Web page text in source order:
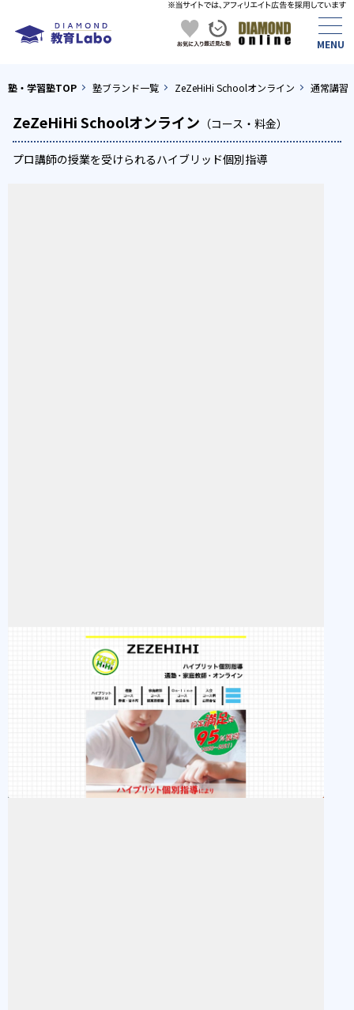
塾・学習塾TOP 塾ブランド一覧 ZeZeHiHi Schoolオンライン 通常講習
ZeZeHiHi Schoolオンライン （コース・料金）
プロ講師の授業を受けられるハイブリッド個別指導